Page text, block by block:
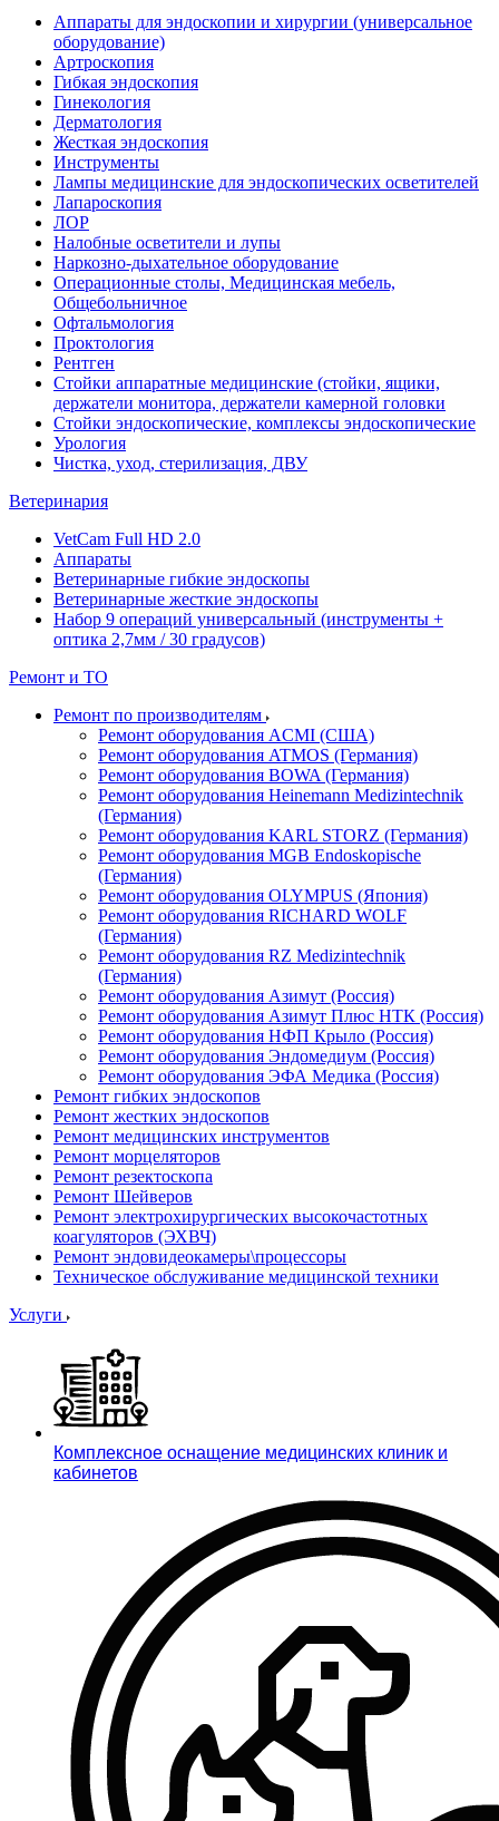
Аппараты для эндоскопии и хирургии (универсальное
оборудование)
Артроскопия
Гибкая эндоскопия
Гинекология
Дерматология
Жесткая эндоскопия
Инструменты
Лампы медицинские для эндоскопических осветителей
Лапароскопия
ЛОР
Налобные осветители и лупы
Наркозно-дыхательное оборудование
Операционные столы, Медицинская мебель,
Общебольничное
Офтальмология
Проктология
Рентген
Стойки аппаратные медицинские (стойки, ящики,
держатели монитора, держатели камерной головки
Стойки эндоскопические, комплексы эндоскопические
Урология
Чистка, уход, стерилизация, ДВУ
Ветеринария
VetCam Full HD 2.0
Аппараты
Ветеринарные гибкие эндоскопы
Ветеринарные жесткие эндоскопы
Набор 9 операций универсальный (инструменты +
оптика 2,7мм / 30 градусов)
Ремонт и ТО
Ремонт по производителям
Ремонт оборудования ACMI (США)
Ремонт оборудования ATMOS (Германия)
Ремонт оборудования BOWA (Германия)
Ремонт оборудования Heinemann Medizintechnik
(Германия)
Ремонт оборудования KARL STORZ (Германия)
Ремонт оборудования MGB Endoskopische
(Германия)
Ремонт оборудования OLYMPUS (Япония)
Ремонт оборудования RICHARD WOLF
(Германия)
Ремонт оборудования RZ Medizintechnik
(Германия)
Ремонт оборудования Азимут (Россия)
Ремонт оборудования Азимут Плюс НТК (Россия)
Ремонт оборудования НФП Крыло (Россия)
Ремонт оборудования Эндомедиум (Россия)
Ремонт оборудования ЭФА Медика (Россия)
Ремонт гибких эндоскопов
Ремонт жестких эндоскопов
Ремонт медицинских инструментов
Ремонт морцеляторов
Ремонт резектоскопа
Ремонт Шейверов
Ремонт электрохирургических высокочастотных
коагуляторов (ЭХВЧ)
Ремонт эндовидеокамеры\процессоры
Техническое обслуживание медицинской техники
Услуги
Комплексное оснащение медицинских клиник и
кабинетов